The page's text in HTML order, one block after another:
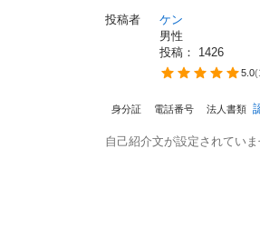
投稿者
ケン
男性
投稿： 1426
5.0(
身分証 電話番号 法人書類
自己紹介文が設定されていま